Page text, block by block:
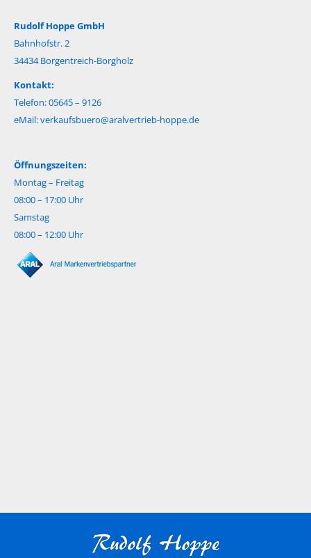
Rudolf Hoppe GmbH
Bahnhofstr. 2
34434 Borgentreich-Borgholz
Kontakt:
Telefon: 05645 – 9126
eMail:verkaufsbuero@aralvertrieb-hoppe.de
Öffnungszeiten:
Montag – Freitag
08:00 – 17:00 Uhr
Samstag
08:00 – 12:00 Uhr